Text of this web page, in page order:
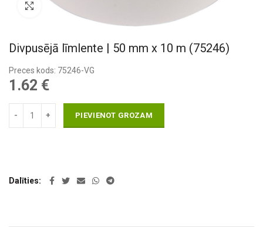
Pietuvināt
Divpusējā līmlente | 50 mm x 10 m (75246)
Preces kods: 75246-VG
1.62 €
PIEVIENOT GROZAM
Dalīties